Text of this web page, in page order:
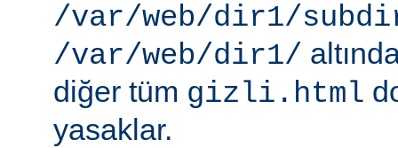
/var/web/dir1/
/var/web/dir1/
diğer tüm gizli.html
yasaklar.